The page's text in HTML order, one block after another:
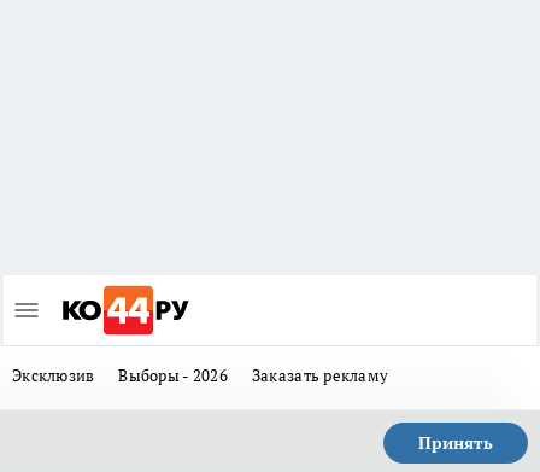
Эксклюзив Выборы - 2026 Заказать рекламу
Принять